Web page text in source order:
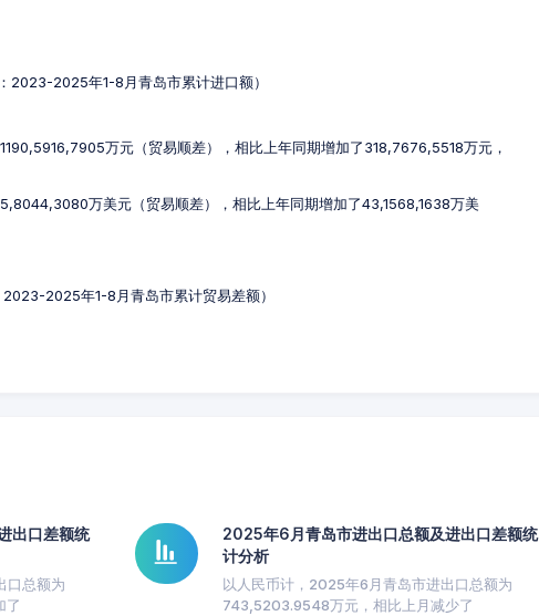
：2023-2025年1-8月青岛市累计进口额）
万元（贸易顺差），相比上年同期增加了318,7676,5518万元，
万美元（贸易顺差），相比上年同期增加了43,1568,1638万美
2023-2025年1-8月青岛市累计贸易差额）
出口差额统
口总额为
了
2025年6月青岛市进出口总额及进出口差额统
计分析
以人民币计，2025年6月青岛市进出口总额为
743,5203.9548万元，相比上月减少了